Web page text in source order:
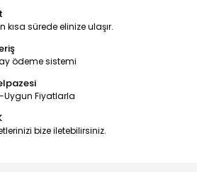
kısa sürede elinize ulaşır.
ödeme sistemi
Uygun Fiyatlarla
bize iletebilirsiniz.